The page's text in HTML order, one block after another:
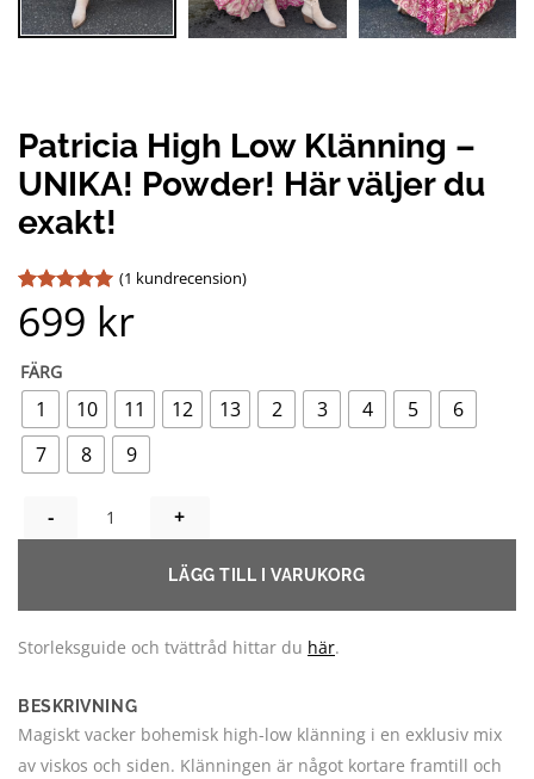
Patricia High Low Klänning –
UNIKA! Powder! Här väljer du
exakt!
Betygsatt 5
av 5
1
kundrecension
(1 kundrecension)
699 kr
FÄRG
1 10 11 12 13 2 3 4 5
6
7
8 9
PATRICIA HIGH LOW KLÄNNING - UNIKA! POWDER! HÄR
LÄGG TILL I VARUKORG
Storleksguide och tvättråd hittar du här.
BESKRIVNING
Magiskt vacker bohemisk high-low klänning i en exklusiv mix
av viskos och siden. Klänningen är något kortare framtill och